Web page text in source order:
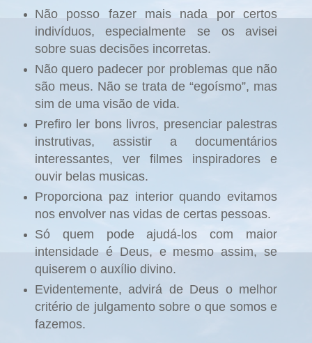
Não posso fazer mais nada por certos
indivíduos, especialmente se os avisei
sobre suas decisões incorretas.
Não quero padecer por problemas que não
são meus. Não se trata de “egoísmo”, mas
sim de uma visão de vida.
Prefiro ler bons livros, presenciar palestras
instrutivas, assistir a documentários
interessantes, ver filmes inspiradores e
ouvir belas musicas.
Proporciona paz interior quando evitamos
nos envolver nas vidas de certas pessoas.
Só quem pode ajudá-los com maior
intensidade é Deus, e mesmo assim, se
quiserem o auxílio divino.
Evidentemente, advirá de Deus o melhor
critério de julgamento sobre o que somos e
fazemos.